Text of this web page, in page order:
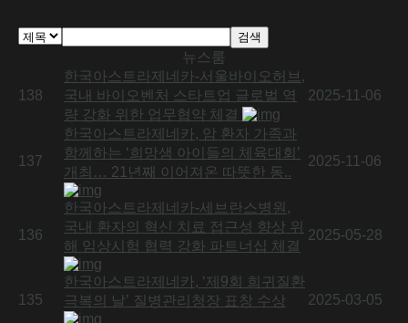
검색
뉴스룸
138
한국아스트라제네카-서울바이오허브,
국내 바이오벤처 스타트업 글로벌 역
량 강화 위한 업무협약 체결
2025-11-06
137
한국아스트라제네카, 암 환자 가족과
함께하는 ‘희망샘 아이들의 체육대회’
개최… 21년째 이어져온 따뜻한 동..
2025-11-06
136
한국아스트라제네카-세브란스병원,
국내 환자의 혁신 치료 접근성 향상 위
해 임상시험 협력 강화 파트너십 체결
2025-05-28
135
한국아스트라제네카, ‘제9회 희귀질환
극복의 날’ 질병관리청장 표창 수상
2025-03-05